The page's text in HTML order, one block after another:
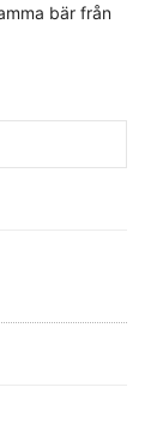
bär från